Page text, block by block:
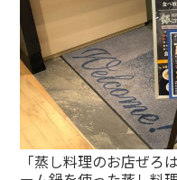
「蒸し料理のお店ぜろ